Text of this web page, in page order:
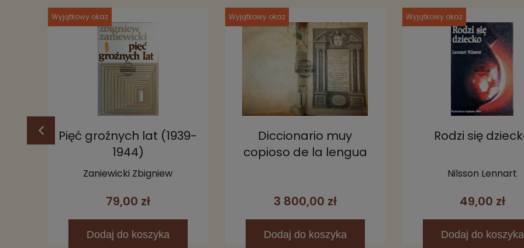
Wyjątkowy okaz
Pięć groźnych lat (1939-
1944)
Zaniewicki Zbigniew
79,00 zł
Dodaj do koszyka
Wyjątkowy okaz
Diccionario muy
copioso de la lengua
3 800,00 zł
Dodaj do koszyka
Wyjątkowy okaz
Rodzi się
Nilsson Lennart
49,00 zł
Dodaj do koszyka